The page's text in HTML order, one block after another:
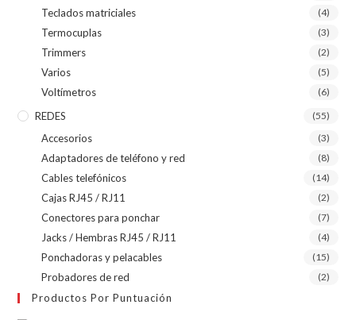
Teclados matriciales (4)
Termocuplas (3)
Trimmers (2)
Varios (5)
Voltímetros (6)
REDES (55)
Accesorios (3)
Adaptadores de teléfono y red (8)
Cables telefónicos (14)
Cajas RJ45 / RJ11 (2)
Conectores para ponchar (7)
Jacks / Hembras RJ45 / RJ11 (4)
Ponchadoras y pelacables (15)
Probadores de red (2)
Productos Por Puntuación